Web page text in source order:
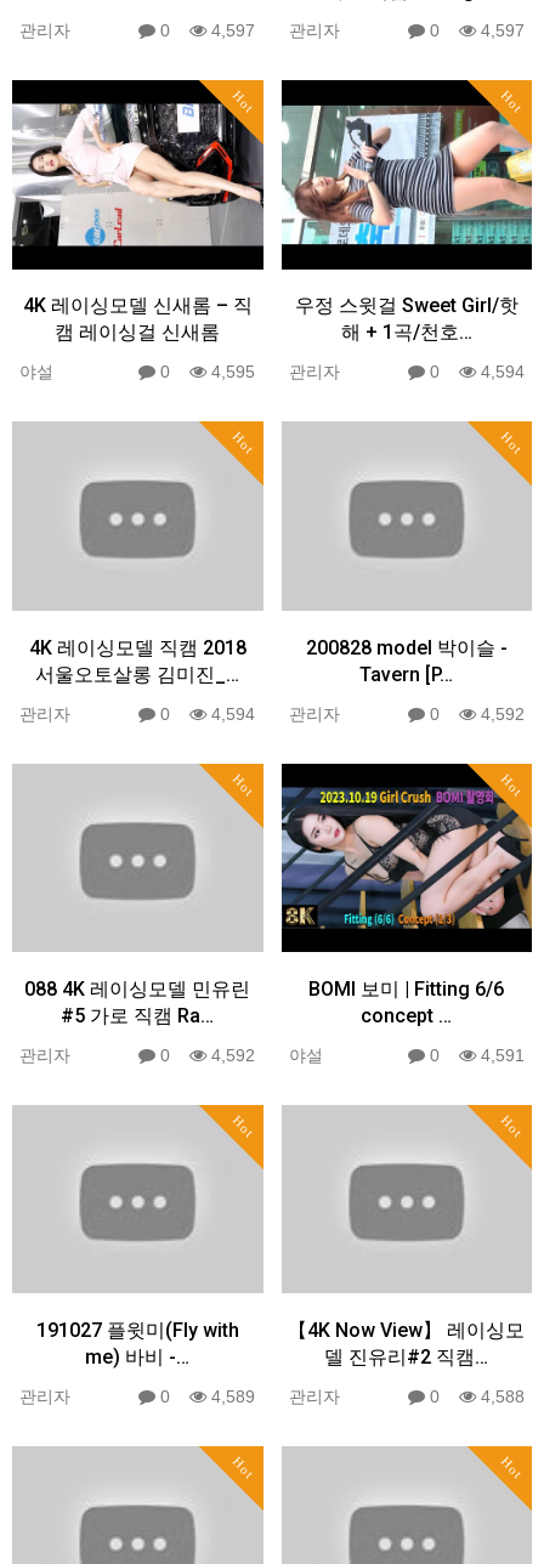
관리자 0 4,597 관리자 0 4,597
Hot
4K 레이싱모델 신새롬 – 직
캠 레이싱걸 신새롬
야설 0 4,595
Hot
우정 스윗걸 Sweet Girl/핫
해 + 1곡/천호…
관리자 0 4,594
Hot
4K 레이싱모델 직캠 2018
서울오토살롱 김미진_…
관리자 0 4,594
Hot
200828 model 박이슬 -
Tavern [P…
관리자 0 4,592
Hot
088 4K 레이싱모델 민유린
#5 가로 직캠 Ra…
관리자 0 4,592
Hot
BOMI 보미 | Fitting 6/6
concept …
야설 0 4,591
Hot
191027 플윗미(Fly with
me) 바비 -…
관리자 0 4,589
Hot
【4K Now View】 레이싱모
델 진유리#2 직캠…
관리자 0 4,588
Hot Hot